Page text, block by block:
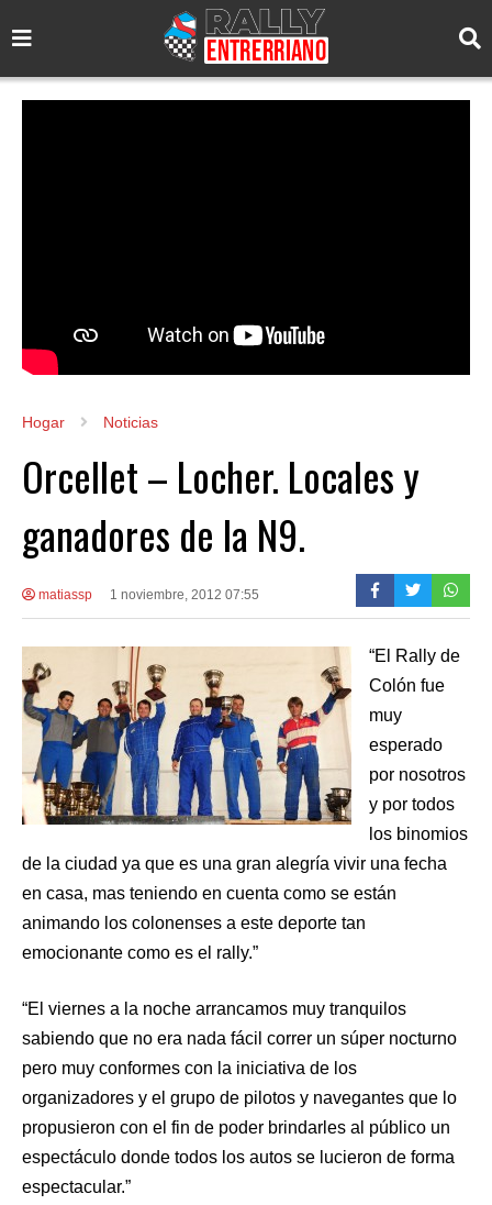
Hogar Noticias
Orcellet – Locher. Locales y
ganadores de la N9.
matiassp 1 noviembre, 2012 07:55
“El Rally de
Colón fue
muy
esperado
por nosotros
y por todos
los binomios
de la ciudad ya que es una gran alegría vivir una fecha
en casa, mas teniendo en cuenta como se están
animando los colonenses a este deporte tan
emocionante como es el rally.”
“El viernes a la noche arrancamos muy tranquilos
sabiendo que no era nada fácil correr un súper nocturno
pero muy conformes con la iniciativa de los
organizadores y el grupo de pilotos y navegantes que lo
propusieron con el fin de poder brindarles al público un
espectáculo donde todos los autos se lucieron de forma
espectacular.”